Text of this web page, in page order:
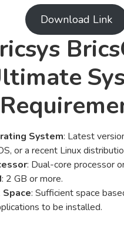
Download Link
System: Latest
or a recent Linux
: Dual-core processor
: 2 GB or more.
Space: Sufficient space
to be installed.